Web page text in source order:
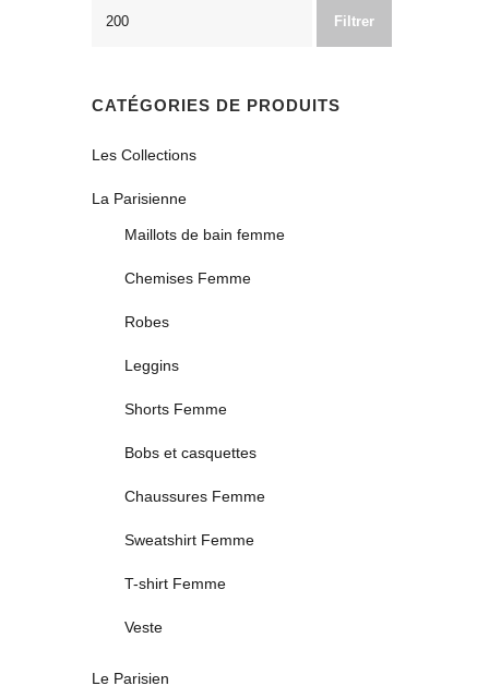
Filtrer
CATÉGORIES DE PRODUITS
Les Collections
La Parisienne
Maillots de bain femme
Chemises Femme
Robes
Leggins
Shorts Femme
Bobs et casquettes
Chaussures Femme
Sweatshirt Femme
T-shirt Femme
Veste
Le Parisien